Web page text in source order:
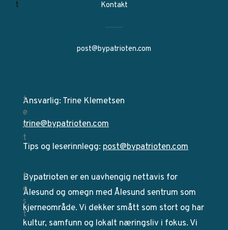
Kontakt
post@bypatrioten.com
Ansvarlig: Trine Klemetsen
trine@bypatrioten.com
Tips og leserinnlegg: post@bypatrioten.com
Bypatrioten er en uavhengig nettavis for
Ålesund og omegn med Ålesund sentrum som
kjerneområde. Vi dekker smått som stort og har
kultur, samfunn og lokalt næringsliv i fokus. Vi